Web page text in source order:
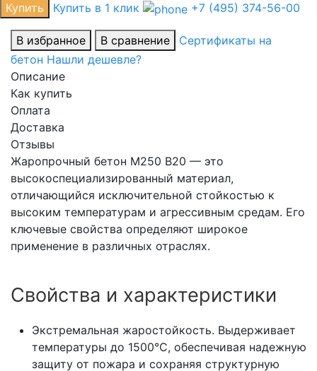
Купить Купить в 1 клик +7 (495) 374-56-00
В избранное В сравнение
Сертификаты на
бетон Нашли дешевле?
Описание
Как купить
Оплата
Доставка
Отзывы
Жаропрочный бетон М250 В20 — это
высокоспециализированный материал,
отличающийся исключительной стойкостью к
высоким температурам и агрессивным средам. Его
ключевые свойства определяют широкое
применение в различных отраслях.
Свойства и характеристики
Экстремальная жаростойкость. Выдерживает
температуры до 1500°C, обеспечивая надежную
защиту от пожара и сохраняя структурную